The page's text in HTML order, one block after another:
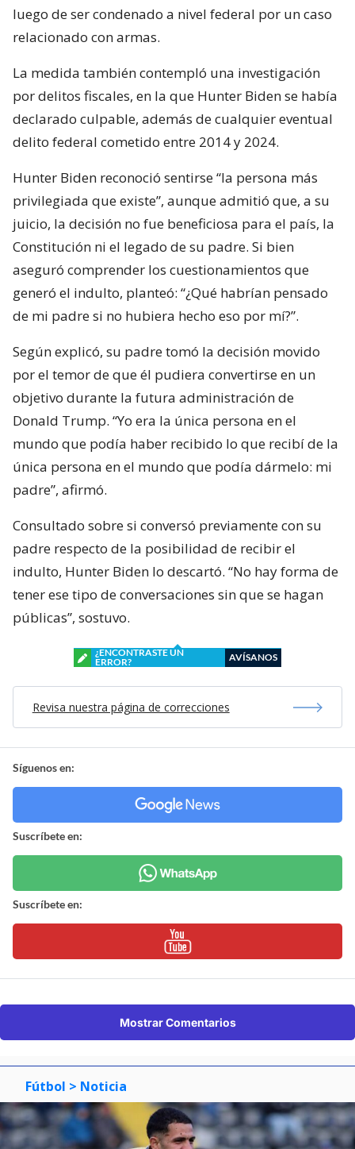
luego de ser condenado a nivel federal por un caso
relacionado con armas.
La medida también contempló una investigación
por delitos fiscales, en la que Hunter Biden se había
declarado culpable, además de cualquier eventual
delito federal cometido entre 2014 y 2024.
Hunter Biden reconoció sentirse “la persona más
privilegiada que existe”, aunque admitió que, a su
juicio, la decisión no fue beneficiosa para el país, la
Constitución ni el legado de su padre. Si bien
aseguró comprender los cuestionamientos que
generó el indulto, planteó: “¿Qué habrían pensado
de mi padre si no hubiera hecho eso por mí?”.
Según explicó, su padre tomó la decisión movido
por el temor de que él pudiera convertirse en un
objetivo durante la futura administración de
Donald Trump. “Yo era la única persona en el
mundo que podía haber recibido lo que recibí de la
única persona en el mundo que podía dármelo: mi
padre”, afirmó.
Consultado sobre si conversó previamente con su
padre respecto de la posibilidad de recibir el
indulto, Hunter Biden lo descartó. “No hay forma de
tener ese tipo de conversaciones sin que se hagan
públicas”, sostuvo.
¿ENCONTRASTE UN
ERROR?
AVÍSANOS
Revisa nuestra página de correcciones
Síguenos en:
Suscríbete en:
Suscríbete en:
Mostrar Comentarios
Fútbol > Noticia